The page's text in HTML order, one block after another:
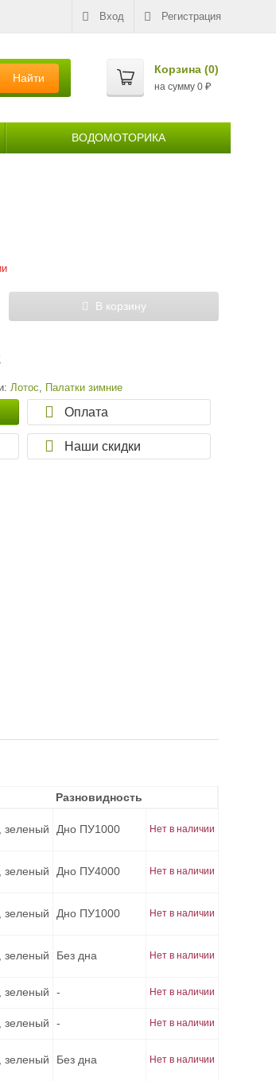
Вход Регистрация
Найти
Корзина (0)
на сумму 0 ₽
ВОДОМОТОРИКА
В корзину
Лотос, Палатки зимние
Оплата
Наши скидки
Разновидность
Разновидность
Дно ПУ1000 Нет в наличии
Дно ПУ4000 Нет в наличии
Дно ПУ1000 Нет в наличии
Без дна Нет в наличии
- Нет в наличии
- Нет в наличии
Без дна Нет в наличии